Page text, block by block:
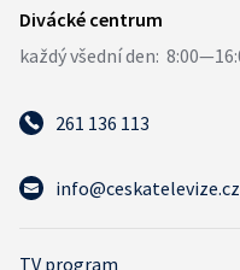
261 136 113
info@ceskatelevize.cz
TV program